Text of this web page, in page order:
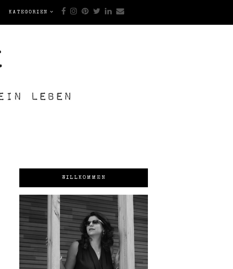
KATEGORIEN
WILLKOMMEN